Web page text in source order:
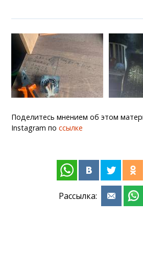
Поделитесь мнением об этом
Instagram поссылке
Рассылка: